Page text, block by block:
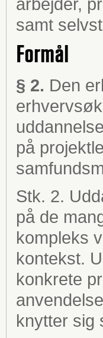
arbejder,
samt
Formål
§ 2. Den
på
Stk. 2.
på de
kompleks
kontekst.
konkrete
knytter sig